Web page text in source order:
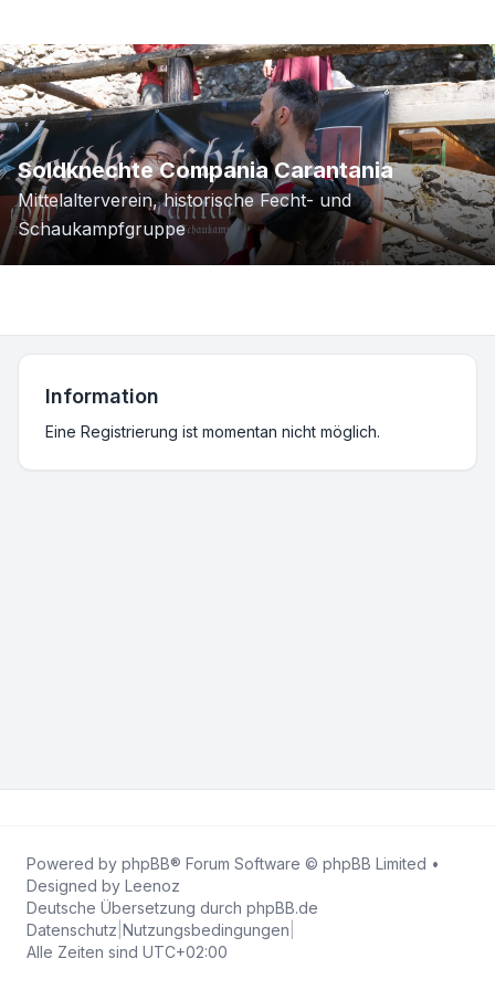
Soldknechte Compania Carantania
Mittelalterverein, historische Fecht- und
Schaukampfgruppe
Information
Eine Registrierung ist momentan nicht möglich.
Powered by phpBB® Forum Software © phpBB Limited •
Designed by Leenoz
Deutsche Übersetzung durch phpBB.de
Datenschutz Nutzungsbedingungen
Alle Zeiten sind UTC+02:00